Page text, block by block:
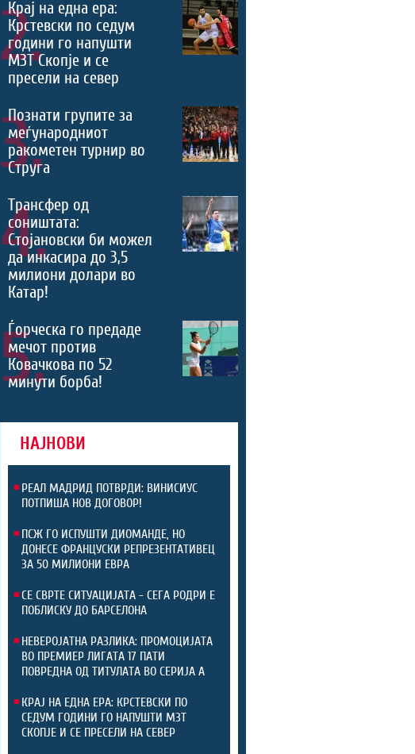
2.
Крај на една ера:
Крстевски по седум
години го напушти
МЗТ Скопје и се
пресели на север
3.
Познати групите за
меѓународниот
ракометен турнир во
Струга
4.
Трансфер од
соништата:
Стојановски би можел
да инкасира до 3,5
милиони долари во
Катар!
5.
Ѓорческа го предаде
мечот против
Ковачкова по 52
минути борба!
НАЈНОВИ
РЕАЛ МАДРИД ПОТВРДИ: ВИНИСИУС
ПОТПИША НОВ ДОГОВОР!
ПСЖ ГО ИСПУШТИ ДИОМАНДЕ, НО
ДОНЕСЕ ФРАНЦУСКИ РЕПРЕЗЕНТАТИВЕЦ
ЗА 50 МИЛИОНИ ЕВРА
СЕ СВРТЕ СИТУАЦИЈАТА - СЕГА РОДРИ Е
ПОБЛИСКУ ДО БАРСЕЛОНА
НЕВЕРОЈАТНА РАЗЛИКА: ПРОМОЦИЈАТА
ВО ПРЕМИЕР ЛИГАТА 17 ПАТИ
ПОВРЕДНА ОД ТИТУЛАТА ВО СЕРИЈА А
КРАЈ НА ЕДНА ЕРА: КРСТЕВСКИ ПО
СЕДУМ ГОДИНИ ГО НАПУШТИ МЗТ
СКОПЈЕ И СЕ ПРЕСЕЛИ НА СЕВЕР